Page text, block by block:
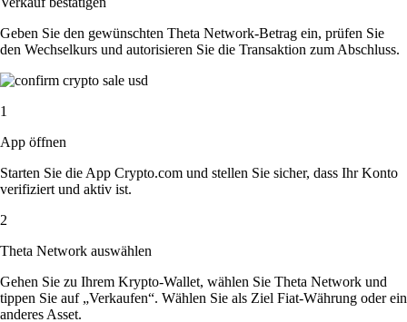
Geben Sie den gewünschten Theta Network-Betrag ein, prüfen Sie
den Wechselkurs und autorisieren Sie die Transaktion zum Abschluss.
1
App öffnen
Starten Sie die App Crypto.com und stellen Sie sicher, dass Ihr Konto
verifiziert und aktiv ist.
2
Theta Network auswählen
Gehen Sie zu Ihrem Krypto-Wallet, wählen Sie Theta Network und
tippen Sie auf „Verkaufen“. Wählen Sie als Ziel Fiat-Währung oder ein
anderes Asset.